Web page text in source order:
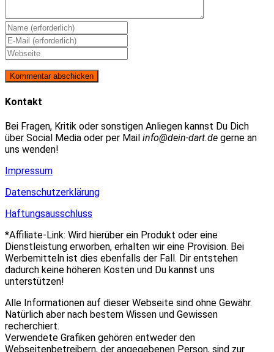
Gib
deinen
Namen
oder
Benutzernamen
zum
Kommentieren
ein
Gib
deine
E-
Mail-
Adresse
zum
ein
Gib
Website-
ein
Kontakt
Bei Fragen, Kritik oder sonstigen Anliegen kannst Du Dich
über Social Media oder per Mail info@dein-dart.de gerne an
uns wenden!
Impressum
Datenschutzerklärung
Haftungsausschluss
*Affiliate-Link: Wird hierüber ein Produkt oder eine
Dienstleistung erworben, erhalten wir eine Provision. Bei
Werbemitteln ist dies ebenfalls der Fall. Dir entstehen
dadurch keine höheren Kosten und Du kannst uns
unterstützen!
Alle Informationen auf dieser Webseite sind ohne Gewähr.
Natürlich aber nach bestem Wissen und Gewissen
recherchiert.
Verwendete Grafiken gehören entweder den
Webseitenbetreibern, der angegebenen Person, sind zur